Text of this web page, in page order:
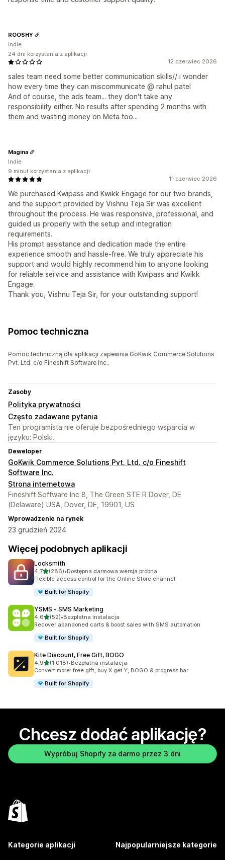
12 czerwiec 2026
sales team need some better communication skills// i wonder
how every time they can miscommunicate @ rahul patel
And of course, the ads team... they don't take any
responsibility either. No results after spending 2 months with
them and wasting money on Meta too...
ROOSHY
Indie
24 dni korzystania z aplikacji
11 czerwiec 2026
We purchased Kwipass and Kwikk Engage for our two brands,
and the support provided by Vishnu Teja Sir was excellent
throughout the process. He was responsive, professional, and
guided us properly with the setup and integration
requirements.
His prompt assistance and dedication made the entire
experience smooth and hassle-free. We truly appreciate his
support and would highly recommend him to anyone looking
for reliable service and assistance with Kwipass and Kwikk
Engage.
Thank you, Vishnu Teja Sir, for your outstanding support!
Magina
Indie
9 minut korzystania z aplikacji
Pomoc techniczna
Pomoc techniczną dla aplikacji zapewnia GoKwik Commerce Solutions
Pvt. Ltd. c/o Fineshift Software Inc..
Zasoby
Polityka prywatności
Często zadawane pytania
Ten programista nie oferuje bezpośredniego wsparcia w
języku: Polski.
Deweloper
GoKwik Commerce Solutions Pvt. Ltd. c/o Fineshift
Software Inc.
Strona internetowa
Fineshift Software Inc 8, The Green STE R Dover, DE
(Delaware) USA, Dover, DE, 19901, US
Wprowadzenie na rynek
23 grudzień 2024
Więcej podobnych aplikacji
Locksmith
4,7na 5 gwiazdek
(286)
Łączna liczba recenzji: 286
•Dostępna darmowa wersja próbna
Flexible access control for the Online Store channel
Built for Shopify
YSMS ‑ SMS Marketing
4,6na 5 gwiazdek
(52)
Łączna liczba recenzji: 52
•Bezpłatna instalacja
Recover abandoned carts & boost sales with SMS automation
Built for Shopify
Kite Discount, Free Gift, BOGO
4,9na 5 gwiazdek
(1 018)
Łączna liczba recenzji: 1018
•Bezpłatna instalacja
Convert more: free gift, buy X get Y, BOGO & progress bar
Built for Shopify
Chcesz dodać aplikację?
Wypróbuj Shopify za darmo przez 3 dni
Kategorie aplikacji Najpopularniejsze kategorie